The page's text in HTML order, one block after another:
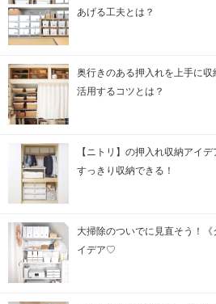
あげる工夫とは？
奥行きのある押入れを上手に
活用するコツとは？
【ニトリ】の押入れ収納アイ
すっきり収納できる！
大掃除のついでに見直そう！
イデア♡